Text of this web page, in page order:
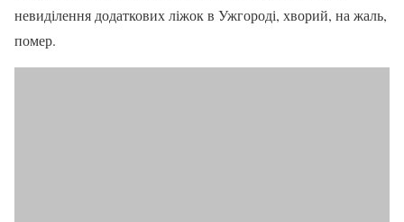
невиділення додаткових ліжок в Ужгороді, хворий, на жаль,
помер.